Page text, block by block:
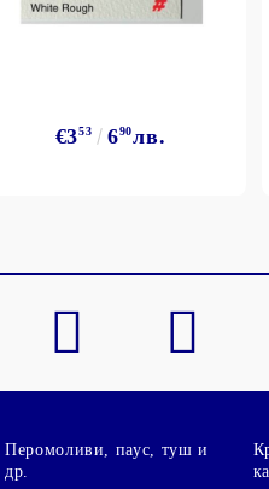
BGN
EN
€353 690лв.
Перомоливи, паус, туш и
др.